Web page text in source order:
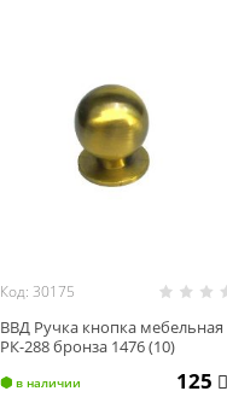
Код: 30175
ВВД Ручка кнопка мебельная
РК-288 бронза 1476 (10)
в наличии 125